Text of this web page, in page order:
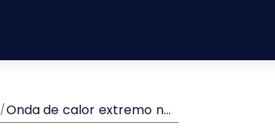
/Onda de calor extremo na
Bahia acende alerta para